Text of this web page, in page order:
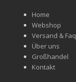
Home
Webshop
Versand & Faq
Über uns
Großhandel
Kontakt